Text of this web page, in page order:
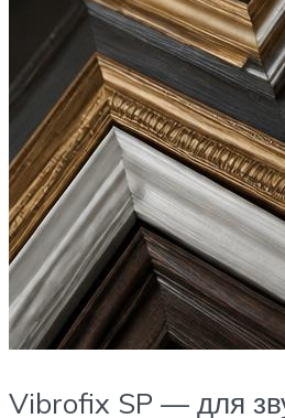
Vibrofix SP — для